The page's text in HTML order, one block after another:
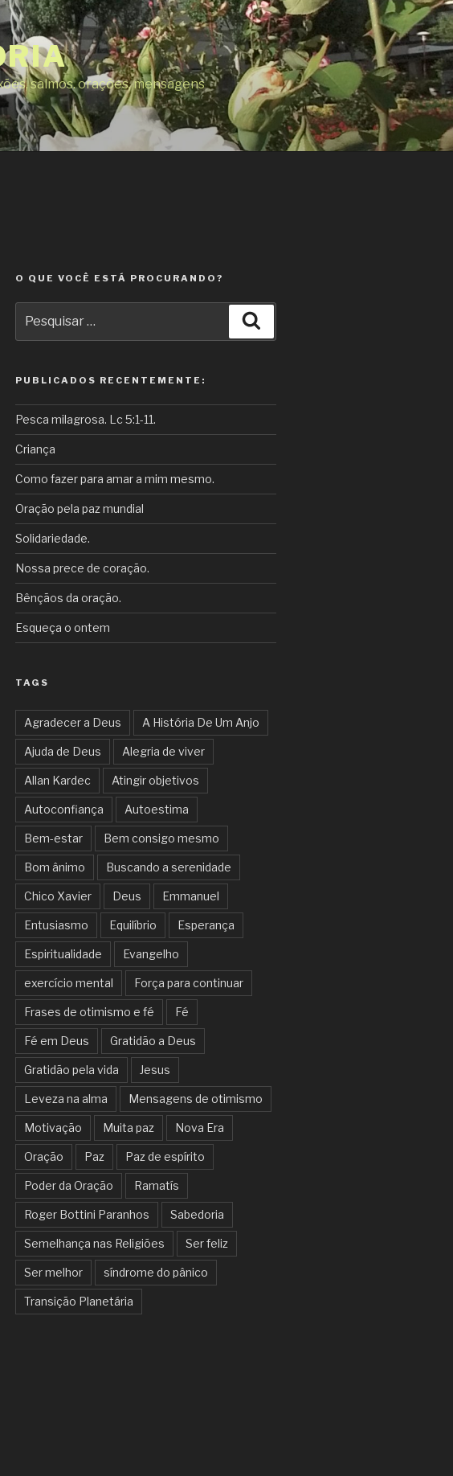
salmos. orações, mensagens
O QUE VOCÊ ESTÁ PROCURANDO?
por:
PUBLICADOS RECENTEMENTE:
Pesca milagrosa. Lc 5:1-11.
Criança
Como fazer para amar a mim mesmo.
Oração pela paz mundial
Solidariedade.
Nossa prece de coração.
Bênçãos da oração.
Esqueça o ontem
TAGS
Agradecer a Deus A História De Um Anjo
Ajuda de Deus Alegria de viver
Allan Kardec Atingir objetivos
Autoconfiança Autoestima
Bem-estar Bem consigo mesmo
Bom ânimo Buscando a serenidade
Chico Xavier Deus Emmanuel
Entusiasmo Equilíbrio Esperança
Espiritualidade Evangelho
exercício mental Força para continuar
Frases de otimismo e fé Fé
Fé em Deus Gratidão a Deus
Gratidão pela vida Jesus
Leveza na alma Mensagens de otimismo
Motivação Muita paz Nova Era
Oração Paz Paz de espírito
Poder da Oração Ramatís
Roger Bottini Paranhos Sabedoria
Semelhança nas Religiões Ser feliz
Ser melhor síndrome do pânico
Transição Planetária